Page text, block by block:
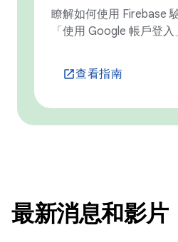
瞭解如何使用 Firebase
「使用 Google 帳戶登入
launch查看指南
最新消息和影片